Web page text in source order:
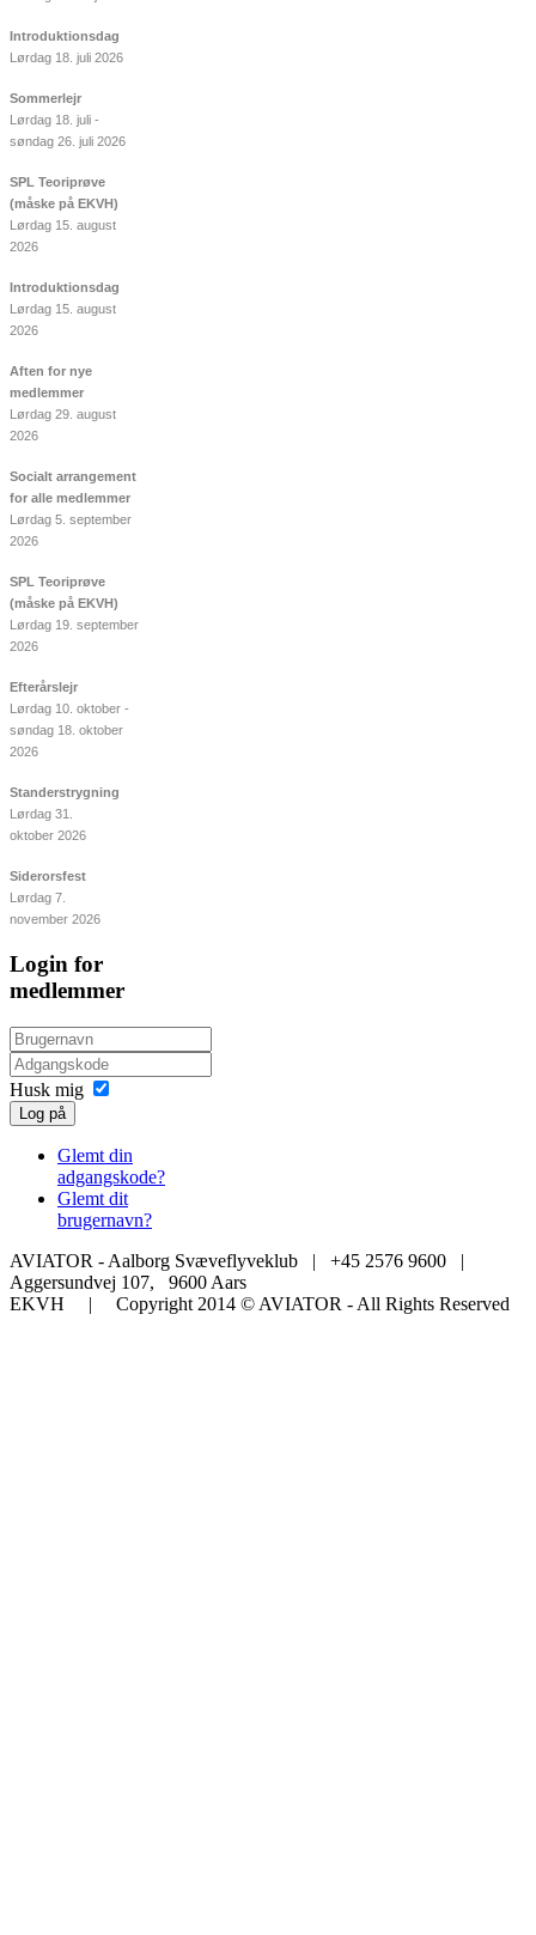
Introduktionsdag
Lørdag 18. juli 2026
Sommerlejr
Lørdag 18. juli -
søndag 26. juli 2026
SPL Teoriprøve
(måske på EKVH)
Lørdag 15. august
2026
Introduktionsdag
Lørdag 15. august
2026
Aften for nye
medlemmer
Lørdag 29. august
2026
Socialt arrangement
for alle medlemmer
Lørdag 5. september
2026
SPL Teoriprøve
(måske på EKVH)
Lørdag 19. september
2026
Efterårslejr
Lørdag 10. oktober -
søndag 18. oktober
2026
Standerstrygning
Lørdag 31.
oktober 2026
Siderorsfest
Lørdag 7.
november 2026
Login for
medlemmer
Husk mig
Log på
Glemt din
adgangskode?
Glemt dit
brugernavn?
AVIATOR - Aalborg Svæveflyveklub | +45 2576 9600 |
Aggersundvej 107, 9600 Aars
EKVH | Copyright 2014 © AVIATOR - All Rights Reserved